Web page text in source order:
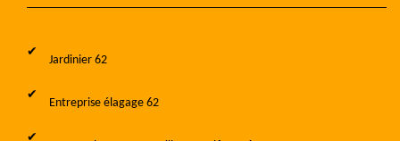
Jardinier 62
Entreprise élagage 62